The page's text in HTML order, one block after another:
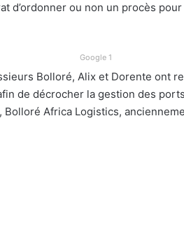
d’ordonner ou non un procès
Google 1
Bolloré, Alix et Dorente ont
de décrocher la gestion des
Africa Logistics,